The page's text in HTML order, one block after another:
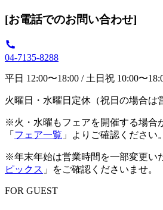
[お電話でのお問い合わせ]
04-7135-8288
平日 12:00〜18:00 / 土日祝 10:00〜
火曜日・水曜日定休（祝日の場合は
※火・水曜もフェアを開催する場合
「 フェア一覧 」よりご確認ください。
※年末年始は営業時間を一部変更い
ピックス 」をご確認くださいませ。
FOR GUEST